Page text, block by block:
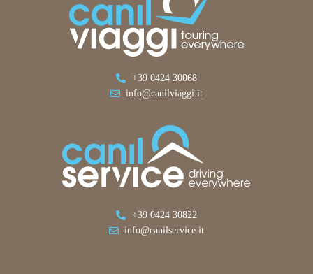
+39 0424 30068
info@canilviaggi.it
+39 0424 30822
info@canilservice.it